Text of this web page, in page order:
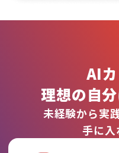
AI
理想の自
未経験から実
手に入